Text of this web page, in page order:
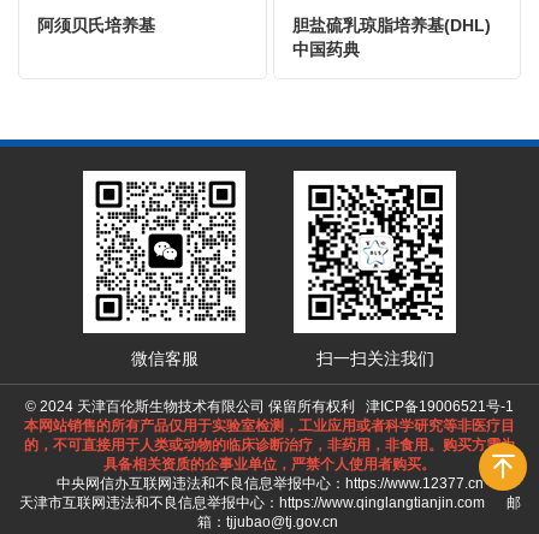
阿须贝氏培养基
胆盐硫乳琼脂培养基(DHL)
中国药典
微信客服 扫一扫关注我们
© 2024 天津百伦斯生物技术有限公司 保留所有权利 津ICP备19006521号-1
本网站销售的所有产品仅用于实验室检测，工业应用或者科学研究等非医疗目
的，不可直接用于人类或动物的临床诊断治疗，非药用，非食用。购买方需为
具备相关资质的企事业单位，严禁个人使用者购买。
中央网信办互联网违法和不良信息举报中心： https://www.12377.cn
天津市互联网违法和不良信息举报中心： https://www.qinglangtianjin.com邮
箱：tjjubao@tj.gov.cn